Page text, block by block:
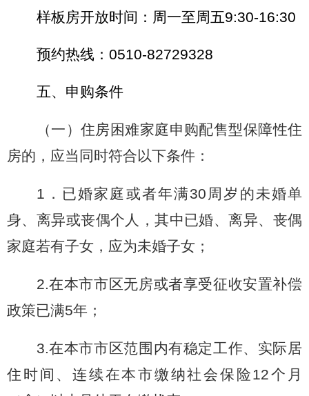
样板房开放时间：周一至周五9:30-16:30
预约热线： 0510-82729328
五、申购条件
（一）住房困难家庭申购配售型保障性住
房的，应当同时符合以下条件：
1 ．已婚家庭或者年满30 周岁的未婚单
身、离异或丧偶个人，其中已婚、离异、丧偶
家庭若有子女，应为未婚子女；
2.在本市市区无房或者享受征收安置补偿
政策已满5年；
3.在本市市区范围内有稳定工作、实际居
住时间、连续在本市缴纳社会保险12个月